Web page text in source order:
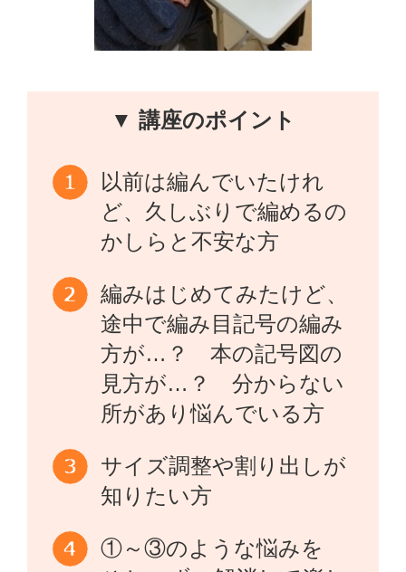
▼ 講座のポイント
以前は編んでいたけれ
ど、久しぶりで編めるの
かしらと不安な方
編みはじめてみたけど、
途中で編み目記号の編み
方が…？ 本の記号図の
見方が…？ 分からない
所があり悩んでいる方
サイズ調整や割り出しが
知りたい方
①～③のような悩みを